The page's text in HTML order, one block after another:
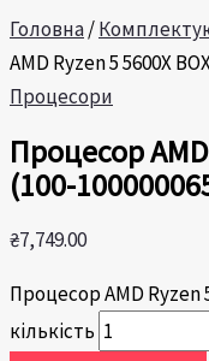
Головна/
AMD Ryzen 5 5600X
Процесори
Процесор
(100-
₴7,749.00
Процесор AMD Ryzen
кількість